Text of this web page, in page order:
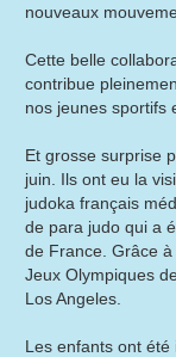
nouveaux
Cette belle
contribue
nos jeunes sportifs
Et grosse surprise
juin. Ils ont eu la
judoka français
de para judo qui a
de France. Grâce
Jeux Olympiques
Los Angeles.
Les enfants ont